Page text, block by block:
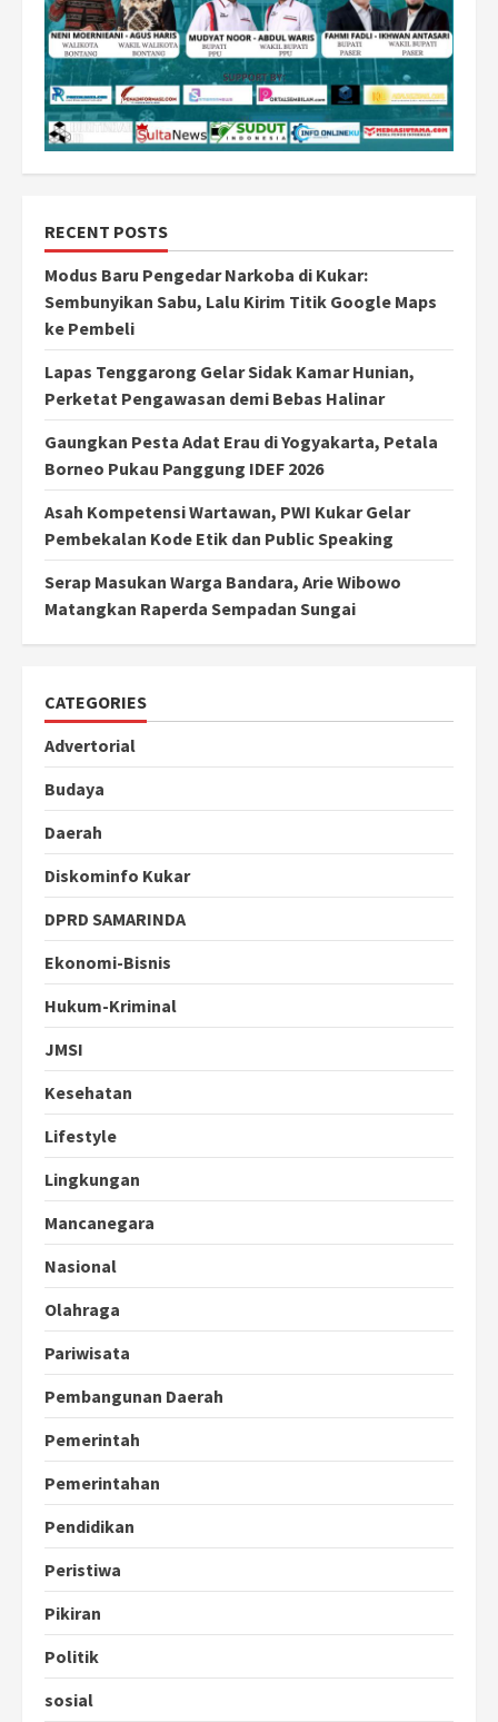
RECENT POSTS
Modus Baru Pengedar Narkoba di Kukar:
Sembunyikan Sabu, Lalu Kirim Titik Google Maps
ke Pembeli
Lapas Tenggarong Gelar Sidak Kamar Hunian,
Perketat Pengawasan demi Bebas Halinar
Gaungkan Pesta Adat Erau di Yogyakarta, Petala
Borneo Pukau Panggung IDEF 2026
Asah Kompetensi Wartawan, PWI Kukar Gelar
Pembekalan Kode Etik dan Public Speaking
Serap Masukan Warga Bandara, Arie Wibowo
Matangkan Raperda Sempadan Sungai
CATEGORIES
Advertorial
Budaya
Daerah
Diskominfo Kukar
DPRD SAMARINDA
Ekonomi-Bisnis
Hukum-Kriminal
JMSI
Kesehatan
Lifestyle
Lingkungan
Mancanegara
Nasional
Olahraga
Pariwisata
Pembangunan Daerah
Pemerintah
Pemerintahan
Pendidikan
Peristiwa
Pikiran
Politik
sosial